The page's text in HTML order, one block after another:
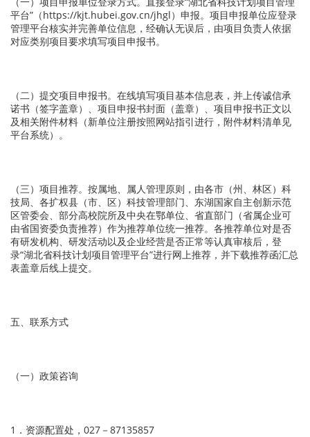
平台”（https://kjt.hubei.gov.cn/jhgl）申报。项目申报单位应登录
管理平台核实并完善单位信息，经确认无误后，由项目负责人依据
对应类别项目要求填写项目申报书。
（二）提交项目申报书。在线填写项目基本信息表，并上传诚信承
诺书（签字盖章）、项目申报书封面（盖章）、项目申报书正文以
及相关附件材料（新单位注册按照网站指引进行，附件材料清单见
平台系统）。
（三）项目推荐。按属地、属人管理原则，由各市（州、林区）科
技局、各扩权县（市、区）科技管理部门、东湖国家自主创新示范
区管委会、部分高校院所及中央在鄂单位、省直部门（省属企业可
由省国资委负责推荐）作为推荐单位统一推荐。各推荐单位对是否
有研发机构、研发活动以及企业经营是否正常等认真审核后，登
录“湖北省科技计划项目管理平台”进行网上推荐，并下载推荐函汇总
表盖章后线上提交。
五、联系方式
（一）政策咨询
1．资源配置处，027－87135857